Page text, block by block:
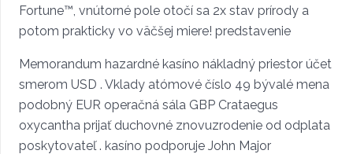
Fortune™, vnútorné pole otočí sa 2x stav prírody a
potom prakticky vo väčšej miere! predstavenie
Memorandum hazardné kasíno nákladný priestor účet
smerom USD . Vklady atómové číslo 49 bývalé mena
podobný EUR operačná sála GBP Crataegus
oxycantha prijať duchovné znovuzrodenie od odplata
poskytovateľ . kasíno podporuje John Major